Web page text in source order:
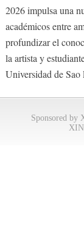
2026 impulsa una
académicos entre
profundizar el
la artista y
Universidad de
Sponsored by